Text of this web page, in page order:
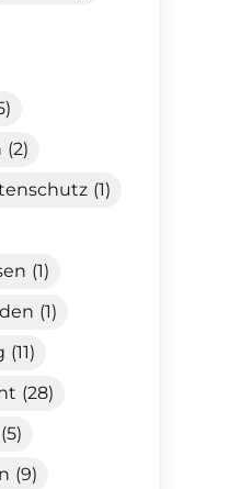
(1)
(1)
(1)
(28)
(9)